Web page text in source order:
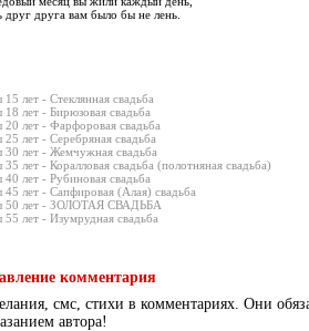
друг друга вам было бы не лень.
лет - Стеклянная свадьба
лет - Бирюзовая свадьба
лет - Фарфоровая свадьба
лет - Серебряная свадьба
30 лет - Жемчужная свадьба
лет - Коралловая свадьба (полотняная свадьба)
лет - Рубиновая свадьба
лет - Сапфировая (Алая) свадьба
50 лет - ЗОЛОТАЯ СВАДЬБА
лет - Изумрудная свадьба
комментария
смс, стихи в комментариях. Они
автора!